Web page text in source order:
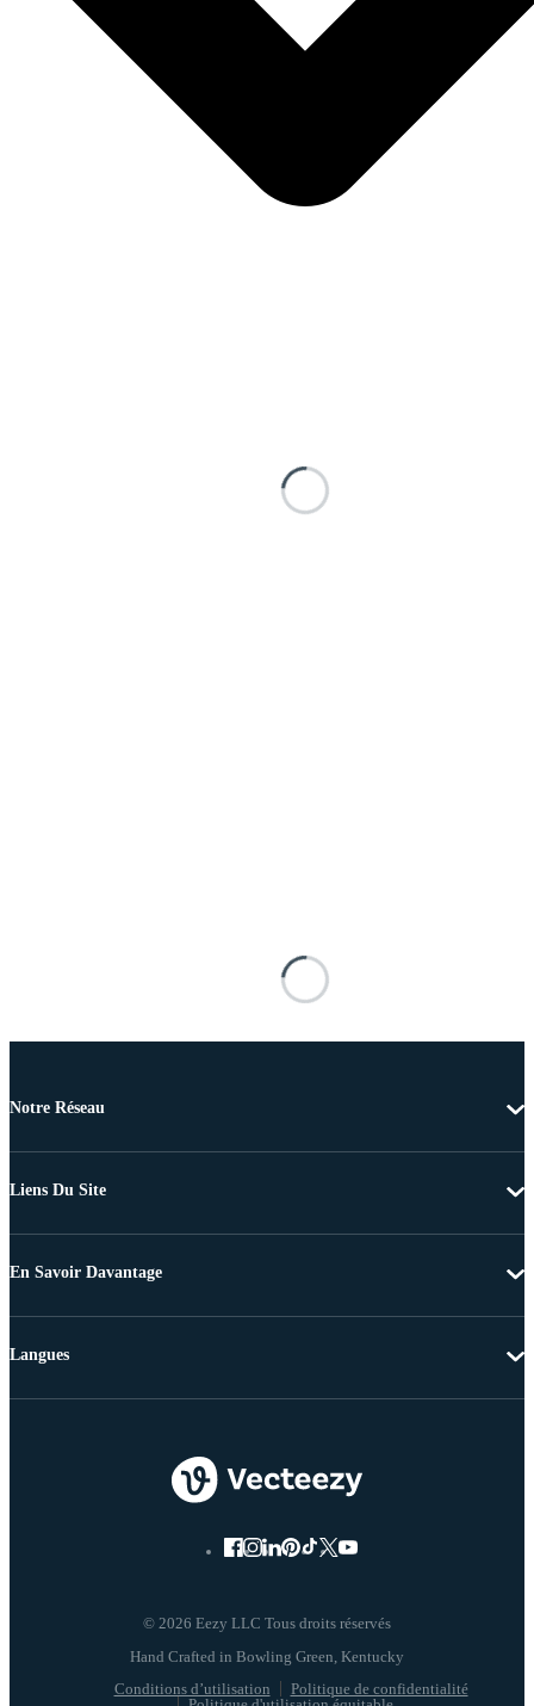
Notre Réseau
Liens Du Site
En Savoir Davantage
© 2026 Eezy LLC Tous droits réservés
Conditions d’utilisation
Politique de confidentialité
Langues